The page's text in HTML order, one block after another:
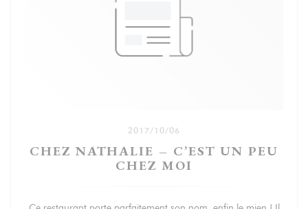
2017/10/06
CHEZ NATHALIE – C’EST UN PEU
CHEZ MOI